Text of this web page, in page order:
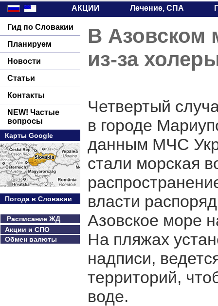
АКЦИИ Лечение, СПА
Гид по Словакии
Планируем
Новости
Статьи
Контакты
NEW! Частые
вопросы
Карты Google
Погода в Словакии
Расписание ЖД
Акции и СПО
Обмен валюты
В Азовском
из-за
Четвертый
в городе
данным МЧС
стали морская
власти
Азовское море
На пляжах
надписи,
территорий,
воде.